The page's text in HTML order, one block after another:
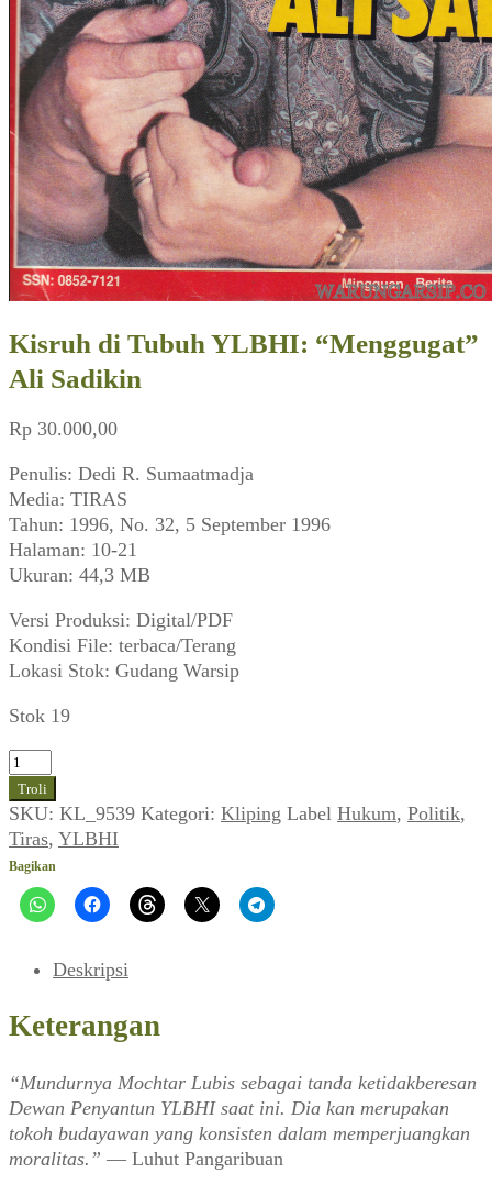
Kisruh di Tubuh YLBHI: “Menggugat”
Ali Sadikin
Rp 30.000,00
Penulis: Dedi R. Sumaatmadja
Media: TIRAS
Tahun: 1996, No. 32, 5 September 1996
Halaman: 10-21
Ukuran: 44,3 MB
Versi Produksi: Digital/PDF
Kondisi File: terbaca/Terang
Lokasi Stok: Gudang Warsip
Stok 19
Kuantitas
Kisruh
di
Tubuh
YLBHI:
"Menggugat"
Ali
Troli
SKU: KL_9539 Kategori: Kliping Label Hukum, Politik,
Tiras, YLBHI
Bagikan
Deskripsi
Keterangan
“Mundurnya Mochtar Lubis sebagai tanda ketidakberesan
Dewan Penyantun YLBHI saat ini. Dia kan merupakan
tokoh budayawan yang konsisten dalam memperjuangkan
moralitas.” — Luhut Pangaribuan